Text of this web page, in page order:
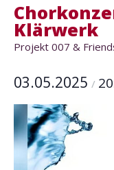
Klärwerk
Projekt 007 &
03.05.2025 /